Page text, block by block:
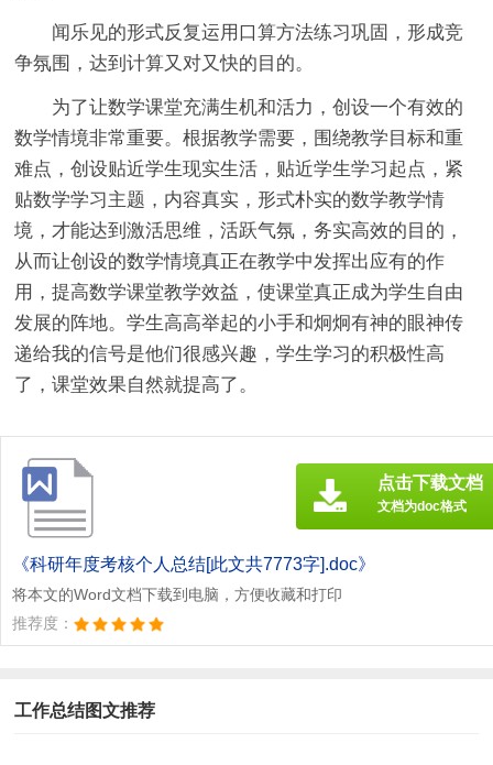
闻乐见的形式反复运用口算方法练习巩固，形成竞
争氛围，达到计算又对又快的目的。
为了让数学课堂充满生机和活力，创设一个有效的
数学情境非常重要。根据教学需要，围绕教学目标和重
难点，创设贴近学生现实生活，贴近学生学习起点，紧
贴数学学习主题，内容真实，形式朴实的数学教学情
境，才能达到激活思维，活跃气氛，务实高效的目的，
从而让创设的数学情境真正在教学中发挥出应有的作
用，提高数学课堂教学效益，使课堂真正成为学生自由
发展的阵地。学生高高举起的小手和炯炯有神的眼神传
递给我的信号是他们很感兴趣，学生学习的积极性高
了，课堂效果自然就提高了。
《科研年度考核个人总结[此文共7773字].doc》
将本文的Word文档下载到电脑，方便收藏和打印
推荐度：
点击下载文档
文档为doc格式
工作总结图文推荐